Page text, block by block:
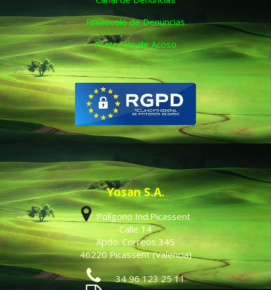
Protocolo de Denuncias
Protocolo de Acoso
Yosan S.A.
Polígono Ind.Picassent
Calle 14
Apdo. Correos 345
46220 Picassent (Valencia)
34 96 123 25 11